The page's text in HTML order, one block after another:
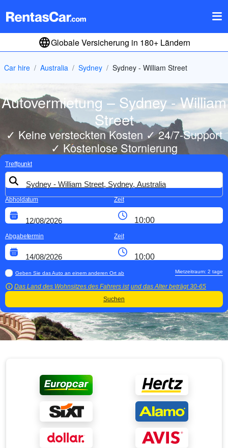
Globale Versicherung in 180+ Ländern
Car hire Australia Sydney Sydney - William Street
Autovermietung – Sydney - William
Street
✓ Keine versteckten Kosten ✓ 24/7-Support
✓ Kostenlose Stornierung
Treffpunkt
Abholdatum Zeit
Abgabetermin Zeit
Geben Sie das Auto an einem anderen Ort ab
Das Land des Wohnsitzes des Fahrers ist und das Alter beträgt30-65
Mietzeitraum: 2 tage
Suchen